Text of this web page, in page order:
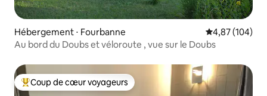
Hébergement ⋅ Fourbanne Évaluation
4,87 (104)
Au bord du Doubs et véloroute , vue sur le Doubs
Coups de cœur voyageurs les plus appréciés
Coup de cœur voyageurs